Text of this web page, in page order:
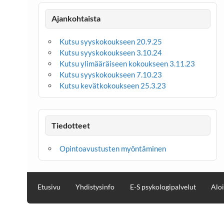
Ajankohtaista
Kutsu syyskokoukseen 20.9.25
Kutsu syyskokoukseen 3.10.24
Kutsu ylimääräiseen kokoukseen 3.11.23
Kutsu syyskokoukseen 7.10.23
Kutsu kevätkokoukseen 25.3.23
Tiedotteet
Opintoavustusten myöntäminen
Etusivu Yhdistysinfo E-S psykologipalvelut